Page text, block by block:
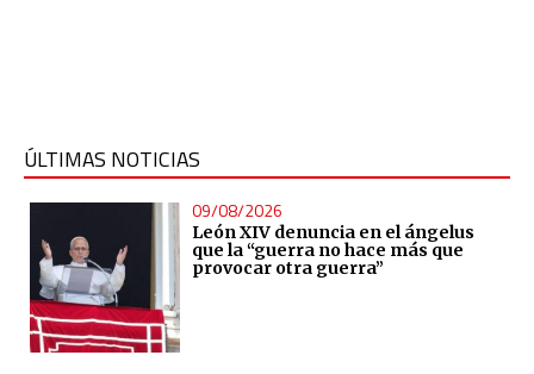
ÚLTIMAS NOTICIAS
09/08/2026
León XIV denuncia en el ángelus
que la “guerra no hace más que
provocar otra guerra”